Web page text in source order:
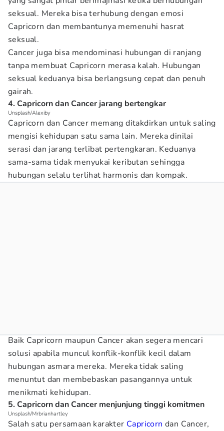
seksual. Mereka bisa terhubung dengan emosi
Capricorn dan membantunya memenuhi hasrat
seksual.
Cancer juga bisa mendominasi hubungan di ranjang
tanpa membuat Capricorn merasa kalah. Hubungan
seksual keduanya bisa berlangsung cepat dan penuh
gairah.
4. Capricorn dan Cancer jarang bertengkar
Unsplash/Alexiby
Capricorn dan Cancer memang ditakdirkan untuk saling
mengisi kehidupan satu sama lain. Mereka dinilai
serasi dan jarang terlibat pertengkaran. Keduanya
sama-sama tidak menyukai keributan sehingga
hubungan selalu terlihat harmonis dan kompak.
Baik Capricorn maupun Cancer akan segera mencari
solusi apabila muncul konflik-konflik kecil dalam
hubungan asmara mereka. Mereka tidak saling
menuntut dan membebaskan pasangannya untuk
menikmati kehidupan.
5. Capricorn dan Cancer menjunjung tinggi komitmen
Unsplash/Mrbrianhartley
Salah satu persamaan karakter Capricorn dan Cancer,